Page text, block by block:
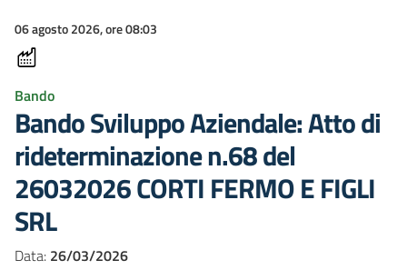
06 agosto 2026, ore 08:03
Bando
Bando Sviluppo Aziendale: Atto di
rideterminazione n.68 del
26032026 CORTI FERMO E FIGLI
SRL
Data: 26/03/2026